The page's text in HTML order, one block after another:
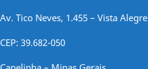
Av. Tico Neves, 1.455 – Vista Alegre
CEP: 39.682-050